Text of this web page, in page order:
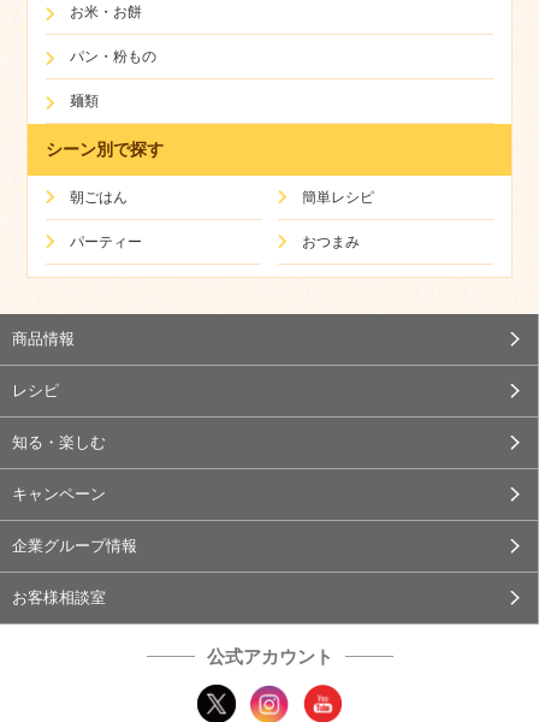
お米・お餅
パン・粉もの
麺類
シーン別で探す
朝ごはん 簡単レシピ
パーティー おつまみ
商品情報
レシピ
知る・楽しむ
キャンペーン
企業グループ情報
お客様相談室
公式アカウント